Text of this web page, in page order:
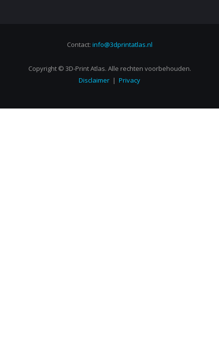
Contact: info@3dprintatlas.nl
Copyright © 3D-Print Atlas. Alle rechten voorbehouden.
Disclaimer | Privacy